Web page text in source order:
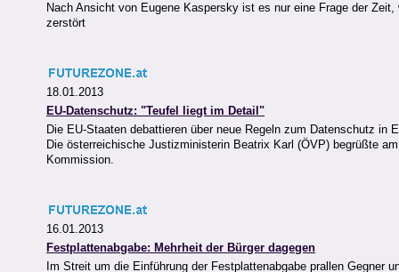
Nach Ansicht von Eugene Kaspersky ist es nur eine Frage der
zerstört
18.01.2013
EU-Datenschutz: "Teufel liegt im Detail"
Die EU-Staaten debattieren über neue Regeln zum Datenschutz
Die österreichische Justizministerin Beatrix Karl (ÖVP) begrüßte
Kommission.
16.01.2013
Festplattenabgabe: Mehrheit der Bürger dagegen
Im Streit um die Einführung der Festplattenabgabe prallen Gegner